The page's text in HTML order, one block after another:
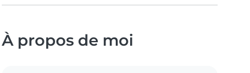
À propos de moi